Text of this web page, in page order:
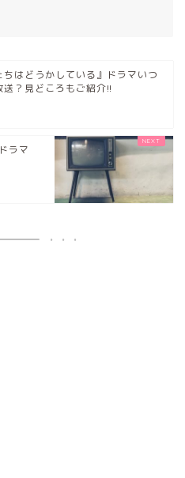
ちはどうかしている』ドラマいつ
送？見どころもご紹介!!
ラマ